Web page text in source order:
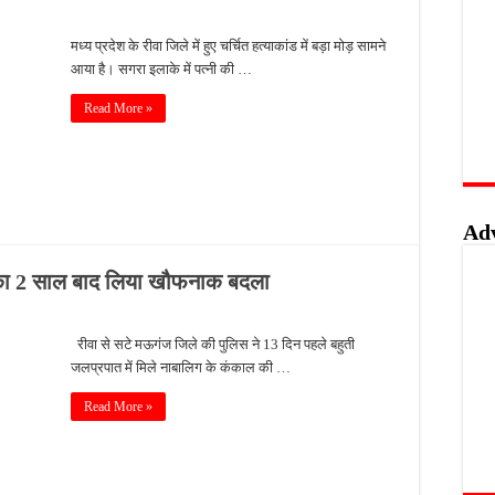
हुईं कियारा आडवाणी, बोलीं- कई बार रिजेक्ट हुई, पहचान बनाने के लिए करनी पड़ी कड़ी मेहनत
बड़ा संदेश, गोपनीय सैन्य जानकारी लीक करने वालों पर होगी सख्त कार्रवाई
मध्य प्रदेश के रीवा जिले में हुए चर्चित हत्याकांड में बड़ा मोड़ सामने
आया है। सगरा इलाके में पत्नी की …
Read More »
2 साल बाद लिया खौफनाक बदला
रीवा से सटे मऊगंज जिले की पुलिस ने 13 दिन पहले बहुती
जलप्रपात में मिले नाबालिग के कंकाल की …
Read More »